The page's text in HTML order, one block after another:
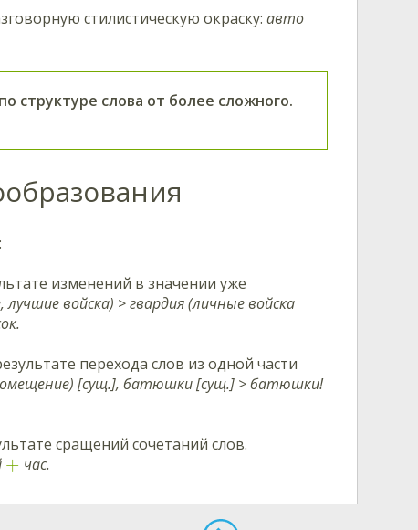
стилистическую окраску: авто
структуре слова от более сложного.
изменений в значении уже
войска) > гвардия (личные войска
перехода слов из одной части
[сущ.], батюшки [сущ.] > батюшки!
сращений сочетаний слов.
+ час.